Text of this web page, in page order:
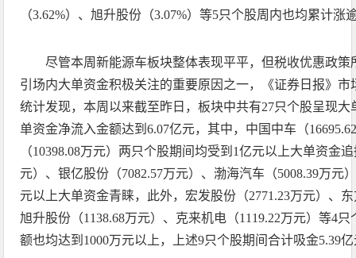
（3.62%）、旭升股份（3.07%）等5只个股周内也均累计涨
尽管本周新能源车板块整体表现平平，但税收优惠政
引场内大单资金积极关注的重要原因之一，《证券日报》
统计发现，本周以来截至昨日，板块中共有27只个股呈现
单资金净流入金额达到6.07亿元，其中，中国中车（
（10398.08万元）两只个股期间均受到1亿元以上大单资金
元）、银亿股份（7082.57万元）、渤海汽车（5008.39万元
元以上大单资金青睐，此外，宏发股份（2771.23万元）、
旭升股份（1138.68万元）、克来机电（1119.22万元）等4
额也均达到1000万元以上，上述9只个股期间合计吸金5.39